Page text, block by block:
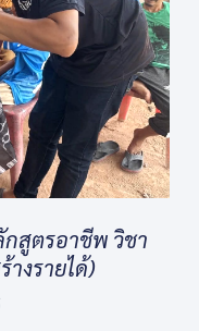
สูตรอาชีพ วิชา
างรายได้)